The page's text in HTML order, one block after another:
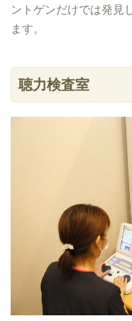
ントゲンだけでは発見
ます。
聴力検査室